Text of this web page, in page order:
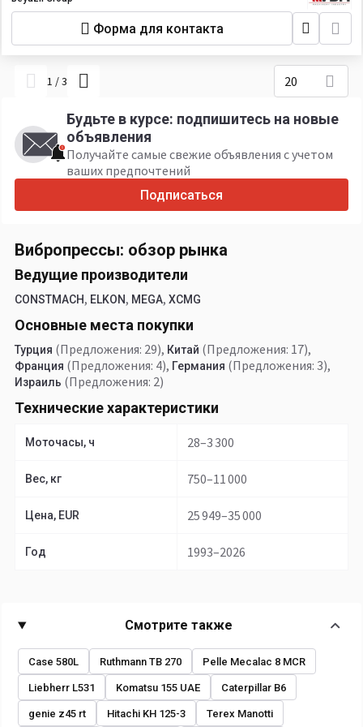
Форма для контакта
1 /3 20
Будьте в курсе: подпишитесь на новые
объявления
Получайте самые свежие объявления с учетом
ваших предпочтений
Подписаться
Вибропрессы: обзор рынка
Ведущие производители
CONSTMACH, ELKON, MEGA, XCMG
Основные места покупки
Турция (Предложения: 29), Китай (Предложения: 17),
Франция (Предложения: 4), Германия (Предложения: 3),
Израиль (Предложения: 2)
Технические характеристики
Моточасы, ч 28–3 300
Вес, кг 750–11 000
Цена, EUR 25 949–35 000
Год 1993–2026
Смотрите также
Case 580L Ruthmann TB 270 Pelle Mecalac 8 MCR
Liebherr L531 Komatsu 155 UAE Caterpillar B6
genie z45 rt Hitachi KH 125-3 Terex Manotti